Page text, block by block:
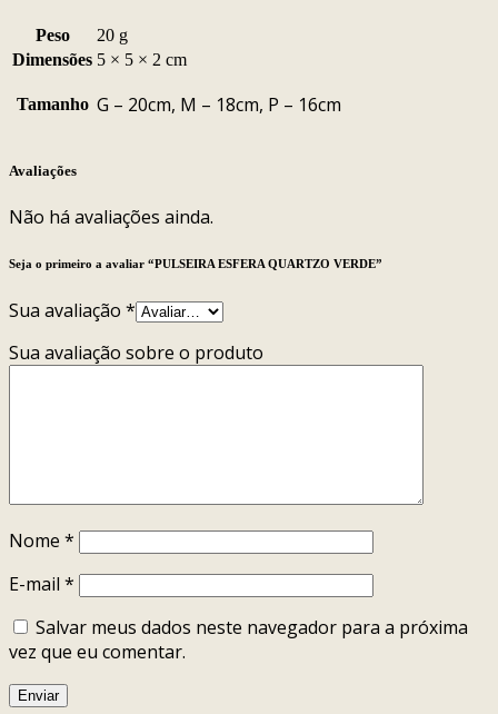
Peso
20 g
Dimensões 5 × 5 × 2 cm
Tamanho G – 20cm, M – 18cm, P – 16cm
Avaliações
Não há avaliações ainda.
Seja o primeiro a avaliar “PULSEIRA ESFERA QUARTZO VERDE”
Sua avaliação *
Sua avaliação sobre o produto
Nome *
E-mail *
Salvar meus dados neste navegador para a próxima
vez que eu comentar.